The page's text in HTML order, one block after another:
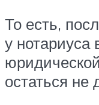
То есть,
у нотариуса
остаться не